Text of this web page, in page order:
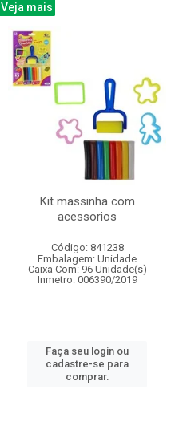
Veja mais
Kit massinha com
acessorios
Código: 841238
Embalagem: Unidade
Caixa Com: 96 Unidade(s)
Inmetro: 006390/2019
Faça seu login ou
cadastre-se para
comprar.